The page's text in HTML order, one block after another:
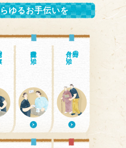
ゆるお手伝いを
・ 通院付き添い 外出の
付き添い